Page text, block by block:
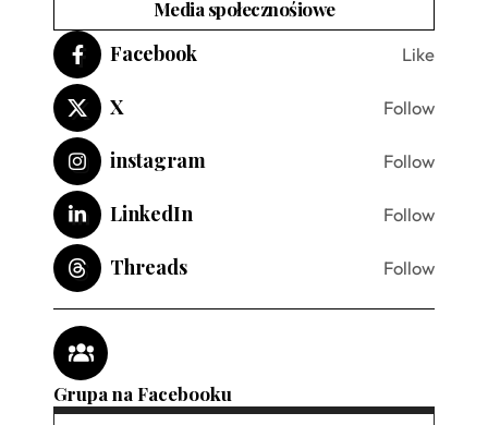
Media społecznośiowe
Facebook Like
X Follow
instagram Follow
LinkedIn Follow
Threads Follow
Grupa na Facebooku